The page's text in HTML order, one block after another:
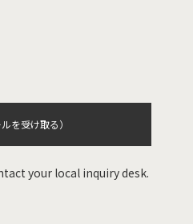
を受け取る）
your local inquiry desk.